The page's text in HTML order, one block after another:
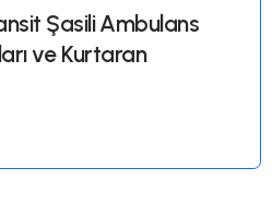
Sprinter
ve Üretim